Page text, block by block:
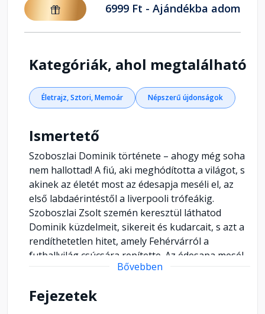
6999 Ft - Ajándékba adom
Kategóriák, ahol megtalálható
Életrajz, Sztori, Memoár Népszerű újdonságok
Ismertető
Szoboszlai Dominik története – ahogy még soha
nem hallottad! A fiú, aki meghódította a világot, s
akinek az életét most az édesapja meséli el, az
első labdaérintéstől a liverpooli trófeákig.
Szoboszlai Zsolt szemén keresztül láthatod
Dominik küzdelmeit, sikereit és kudarcait, s azt a
rendíthetetlen hitet, amely Fehérvárról a
futballvilág csúcsára repítette. Az édesapa mesél
a családi traumákról, az apa-fiú viszony örömeiről
csínytevéseiről, a Főnix Gold sportegyesületről, a
Bővebben
Fejezetek